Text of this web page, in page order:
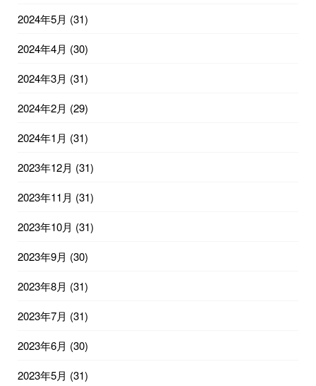
2024年5月 (31)
2024年4月 (30)
2024年3月 (31)
2024年2月 (29)
2024年1月 (31)
2023年12月 (31)
2023年11月 (31)
2023年10月 (31)
2023年9月 (30)
2023年8月 (31)
2023年7月 (31)
2023年6月 (30)
2023年5月 (31)